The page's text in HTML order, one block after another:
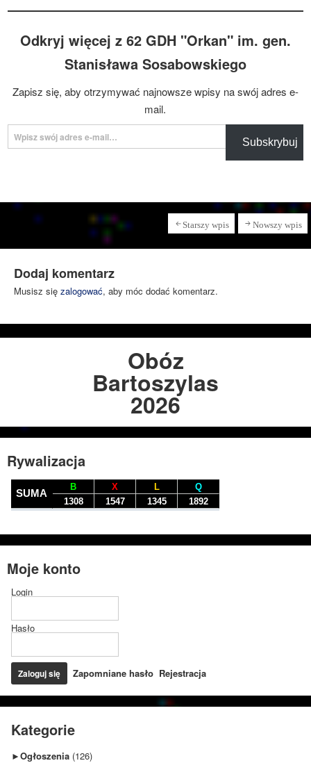
Odkryj więcej z 62 GDH "Orkan" im. gen.
Stanisława Sosabowskiego
Zapisz się, aby otrzymywać najnowsze wpisy na swój adres e-
mail.
Wpisz swój adres e-mail…
Subskrybuj
Starszy wpis Nowszy wpis
Dodaj komentarz
Musisz się zalogować, aby móc dodać komentarz.
Obóz
Bartoszylas
2026
Rywalizacja
Moje konto
Login
Hasło
Zapomniane hasło Rejestracja
Kategorie
►Ogłoszenia (126)